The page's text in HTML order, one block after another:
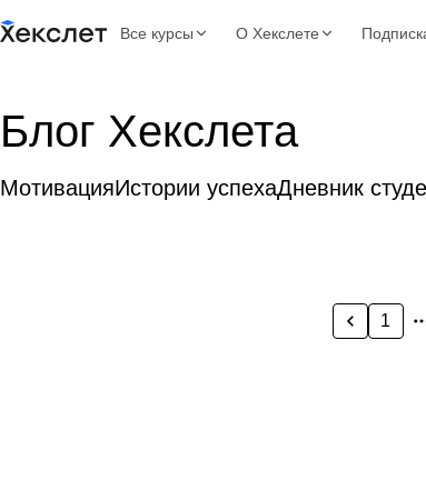
Все курсы О Хекслете
Блог Хекслета
МотивацияИстории успехаДневник
1